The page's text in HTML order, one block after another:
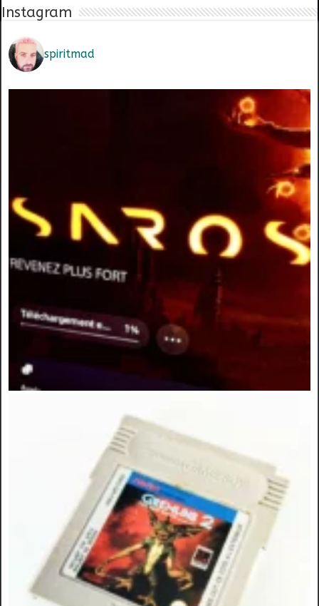
Instagram
spiritmad